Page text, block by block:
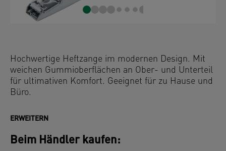
Hochwertige Heftzange im modernen Design. Mit
weichen Gummioberflächen an Ober- und Unterteil
für ultimativen Komfort. Geeignet für zu Hause und
Büro.
ERWEITERN
Beim Händler kaufen: